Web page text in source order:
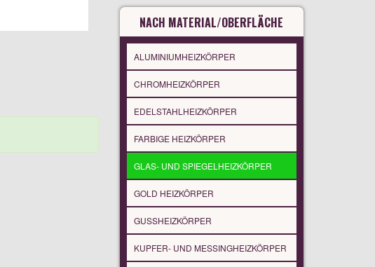
NACH MATERIAL/OBERFLÄCHE
ALUMINIUMHEIZKÖRPER
CHROMHEIZKÖRPER
EDELSTAHLHEIZKÖRPER
FARBIGE HEIZKÖRPER
GLAS- UND SPIEGELHEIZKÖRPER
GOLD HEIZKÖRPER
GUSSHEIZKÖRPER
KUPFER- UND MESSINGHEIZKÖRPER